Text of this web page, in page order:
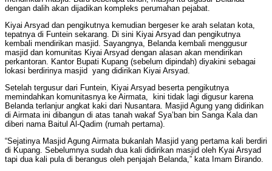
dengan dalih akan dijadikan kompleks perumahan pejabat.
Kiyai Arsyad dan pengikutnya kemudian bergeser ke arah selatan kota,
tepatnya di Funtein sekarang. Di sini Kiyai Arsyad dan pengikutnya
kembali mendirikan masjid. Sayangnya, Belanda kembali menggusur
masjid dan komunitas Kiyai Arsyad dengan alasan akan mendirikan
perkantoran. Kantor Bupati Kupang (sebelum dipindah) diyakini sebagai
lokasi berdirinya masjid yang didirikan Kiyai Arsyad.
Setelah tergusur dari Funtein, Kiyai Arsyad beserta pengikutnya
memindahkan komunitasnya ke Airmata, kini tidak lagi digusur karena
Belanda terlanjur angkat kaki dari Nusantara. Masjid Agung yang didirikan
di Airmata ini dibangun di atas tanah wakaf Sya’ban bin Sanga Kala dan
diberi nama Baitul Al-Qadim (rumah pertama).
“Sejatinya Masjid Agung Airmata bukanlah Masjid yang pertama kali berdiri
di Kupang. Sebelumnya sudah dua kali didirikan masjid oleh Kyai Arsyad
tapi dua kali pula di berangus oleh penjajah Belanda,” kata Imam Birando.